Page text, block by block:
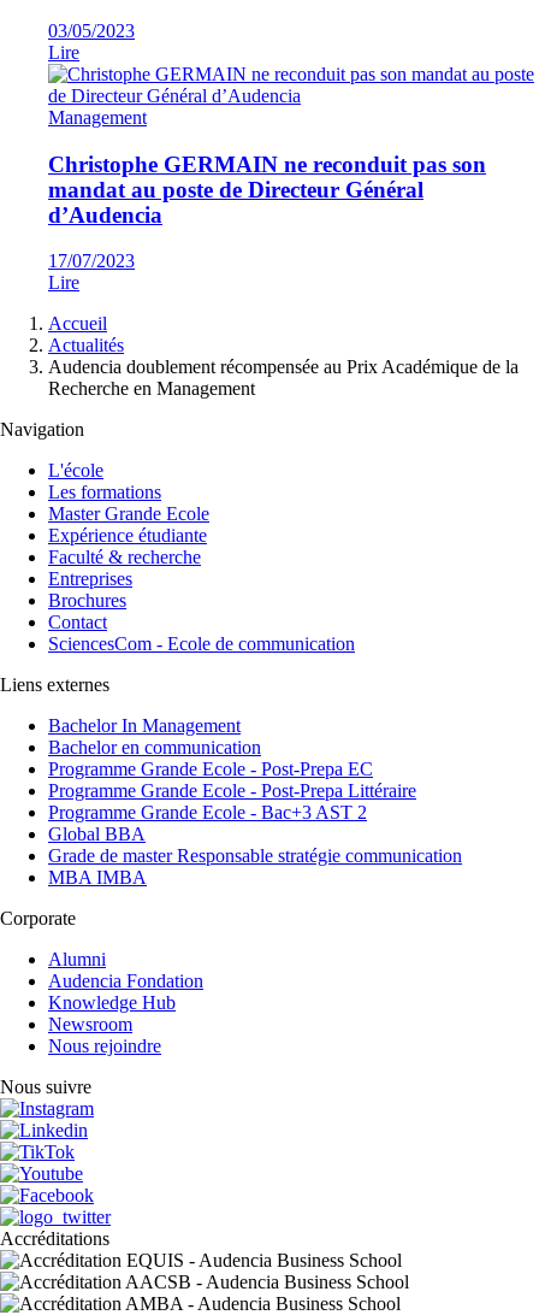
03/05/2023
Lire
Management
Christophe GERMAIN ne reconduit pas son
mandat au poste de Directeur Général
d’Audencia
17/07/2023
Lire
d'Ariane
Accueil
Actualités
Audencia doublement récompensée au Prix Académique de la
Recherche en Management
Navigation
L'école
Les formations
Master Grande Ecole
Expérience étudiante
Faculté & recherche
Entreprises
Brochures
Contact
SciencesCom - Ecole de communication
Liens externes
Bachelor In Management
Bachelor en communication
Programme Grande Ecole - Post-Prepa EC
Programme Grande Ecole - Post-Prepa Littéraire
Programme Grande Ecole - Bac+3 AST 2
Global BBA
Grade de master Responsable stratégie communication
MBA IMBA
Corporate
Alumni
Audencia Fondation
Knowledge Hub
Newsroom
Nous rejoindre
Nous suivre
Accréditations